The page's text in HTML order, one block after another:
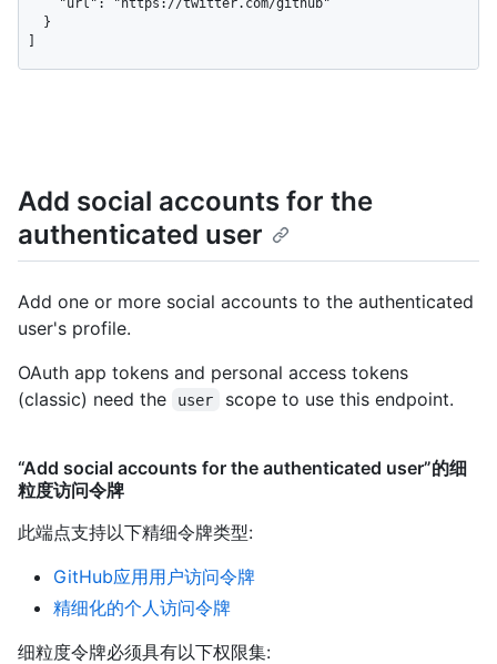
Add social accounts for the
authenticated user
Add one or more social accounts to the authenticated
user's profile.
OAuth app tokens and personal access tokens
(classic) need the
user scope to use this endpoint.
“Add social accounts for the authenticated user”的细
粒度访问令牌
此端点支持以下精细令牌类型:
GitHub应用用户访问令牌
精细化的个人访问令牌
细粒度令牌必须具有以下权限集: